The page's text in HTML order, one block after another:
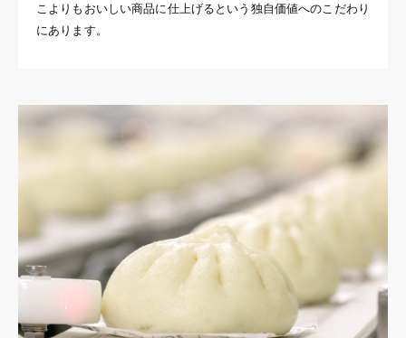
こよりもおいしい商品に仕上げるという独自価値へのこだわり
にあります。